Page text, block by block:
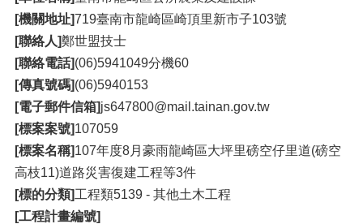
[機關地址]719臺南市龍崎區崎頂里新市子103號
[聯絡人]鄭世盟技士
[聯絡電話](06)5941049分機60
[傳真號碼](06)5940153
[電子郵件信箱]js647800@mail.tainan.gov.tw
[標案案號]107059
[標案名稱]107年度8月豪雨龍崎區大坪里磅空仔里道(磅空
高枝11)道路災害復建工程等3件
[標的分類]工程類5139 - 其他土木工程
[工程計畫編號]